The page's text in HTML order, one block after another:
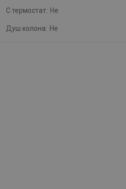
С термостат: Не
Душ колона: Не